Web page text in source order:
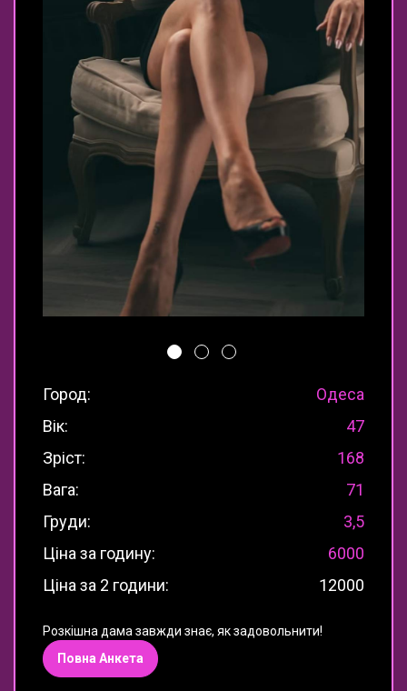
Город:
Одеса
Вік:
47
Зріст:
168
Вага:
71
Груди:
3,5
Ціна за годину:
6000
Ціна за 2 години:
12000
Розкішна дама завжди знає, як задовольнити!
Повна Анкета